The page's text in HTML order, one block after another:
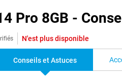
Pro 8GB -
N'est plus disponible
Conseils et Astuces